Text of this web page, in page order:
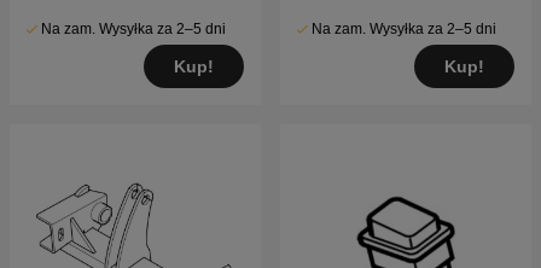
Na zam. Wysyłka za 2–5 dni
Kup!
Na zam. Wysyłka za 2–5 dni
Kup!